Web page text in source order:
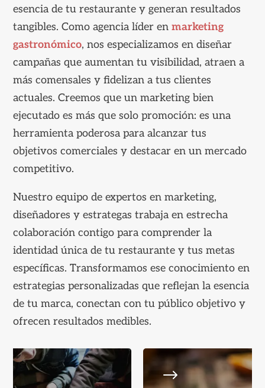
esencia de tu restaurante y generan resultados
tangibles. Como agencia líder enmarketing
gastronómico, nos especializamos en diseñar
campañas que aumentan tu visibilidad, atraen a
más comensales y fidelizan a tus clientes
actuales. Creemos que un marketing bien
ejecutado es más que solo promoción: es una
herramienta poderosa para alcanzar tus
objetivos comerciales y destacar en un mercado
competitivo.
Nuestro equipo de expertos en marketing,
diseñadores y estrategas trabaja en estrecha
colaboración contigo para comprender la
identidad única de tu restaurante y tus metas
específicas. Transformamos ese conocimiento en
estrategias personalizadas que reflejan la esencia
de tu marca, conectan con tu público objetivo y
ofrecen resultados medibles.
$